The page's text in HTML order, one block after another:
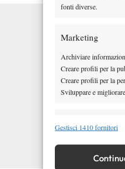
fonti diverse.
Marketing
Archiviare
Creare profili per la
Creare profili per la
Sviluppare e
Funzionalità
Identificare i
Gestisci 1410 fornitori